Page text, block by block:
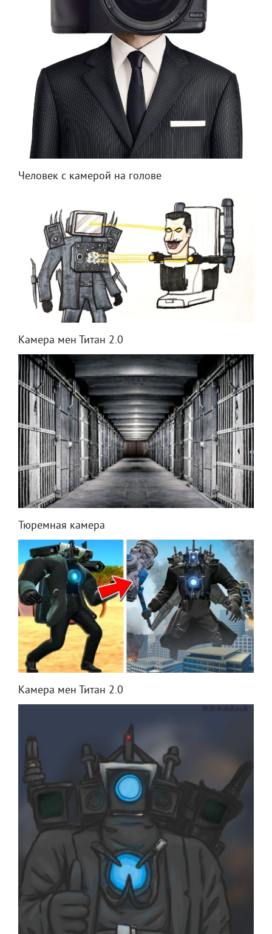
Человек с камерой на голове
Камера мен Титан 2.0
Тюремная камера
Камера мен Титан 2.0